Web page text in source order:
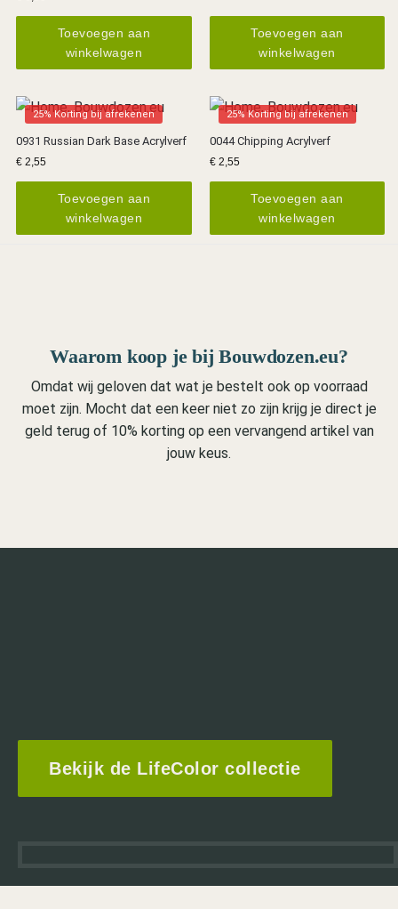
Toevoegen aan
winkelwagen
Toevoegen aan
winkelwagen
25% Korting bij afrekenen
0931 Russian Dark Base Acrylverf
€ 2,55
Toevoegen aan
winkelwagen
25% Korting bij afrekenen
0044 Chipping Acrylverf
€2,55
Toevoegen aan
winkelwagen
Waarom koop je bij Bouwdozen.eu?
Omdat wij geloven dat wat je bestelt ook op voorraad
moet zijn. Mocht dat een keer niet zo zijn krijg je direct je
geld terug of 10% korting op een vervangend artikel van
jouw keus.
Bekijk de LifeColor collectie